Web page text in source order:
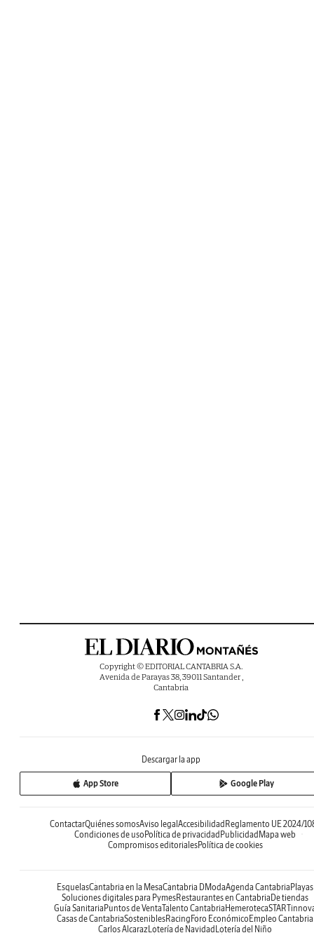
Copyright © EDITORIAL CANTABRIA S.A.
Avenida de Parayas 38, 39011 Santander ,
Cantabria
Descargar la app
App Store Google Play
ContactarQuiénes somosAviso legalAccesibilidadReglamento UE 2024/
Condiciones de usoPolítica de privacidadPublicidadMapa web
Compromisos editorialesPolítica de cookies
EsquelasCantabria en la MesaCantabria DModaAgenda CantabriaPlayas
Soluciones digitales para PymesRestaurantes en CantabriaDe tiendas
Guía SanitariaPuntos de VentaTalento CantabriaHemeroteca
Casas de CantabriaSosteniblesRacingForo EconómicoEmpleo Cantabria
Carlos AlcarazLotería de NavidadLotería del Niño